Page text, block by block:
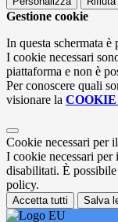
Gestione cookie
In questa schermata
I cookie necessari
piattaforma e non è
Per conoscere quali
visionare la
Cookie necessari per
I cookie necessari per
disabilitati. È
policy.
Accetta tutti Salva